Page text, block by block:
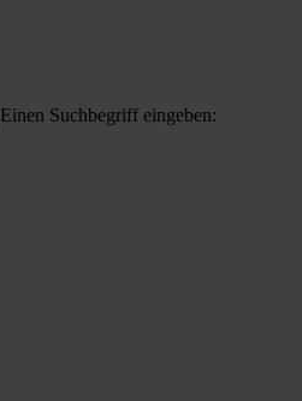
Einen Suchbegriff eingeben: